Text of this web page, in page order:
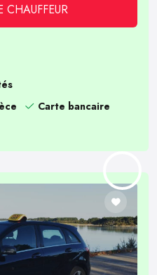
CHAUFFEUR
Carte bancaire